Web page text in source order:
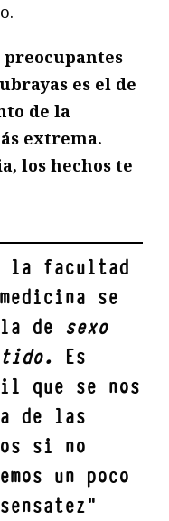
preocupantes
es el de
de la
extrema.
los hechos te
la facultad
se
de sexo
Es
que se nos
de las
si no
un poco
"